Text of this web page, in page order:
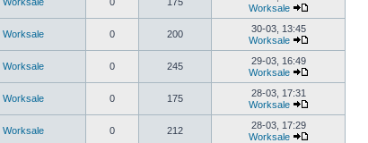
Worksale
Worksale 0 200
30-03, 13:45
Worksale
Worksale 0 245
29-03, 16:49
Worksale
Worksale 0 175
28-03, 17:31
Worksale
Worksale 0 212
28-03, 17:29
Worksale